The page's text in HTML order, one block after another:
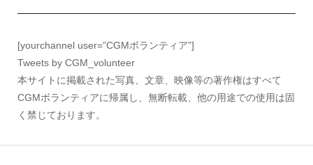
[yourchannel user=”CGMボランティア”]
Tweets by CGM_volunteer
本サイトに掲載された写真、文章、映像等の著作権はすべて
CGMボランティアに帰属し、無断転載、他の用途での使用は固
く禁じております。